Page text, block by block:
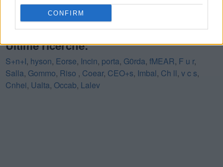
CONFIRM
Ultime ricerche:
S+n+I, hyson, Eorse, Incin, porta, G0rda, fMEAR, F u r,
Salla, Gommo, Riso , Coear, CEO+s, Imbal, Ch ll, v c s,
Cnhei, Ualta, Occab, Lalev